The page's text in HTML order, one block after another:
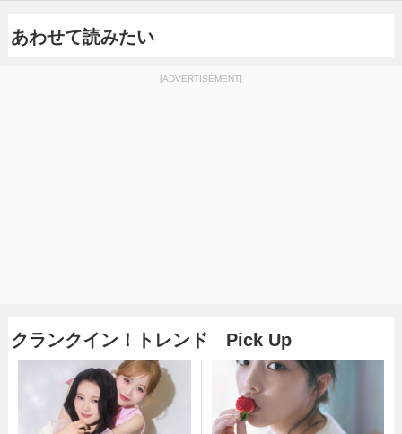
あわせて読みたい
[ADVERTISEMENT]
クランクイン！トレンド Pick Up